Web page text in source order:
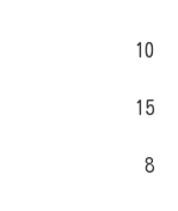
10
15
8